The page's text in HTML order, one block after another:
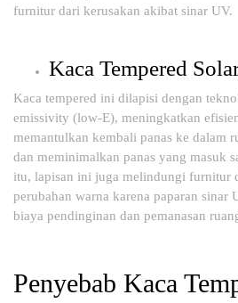
furnitur dari kerusakan akibat sinar UV.
Kaca Tempered
Kaca tempered ini dilapisi dengan
emissivity (low-E), meningkatkan
memantulkan kembali panas ke dalam
dan meminimalkan panas yang masuk
itu, lapisan ini juga melindungi furnitur
perubahan warna karena paparan sinar
biaya pendinginan dan pemanasan
Penyebab Kaca